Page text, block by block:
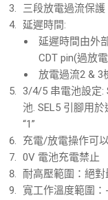
三段放電過流保護
延遲時間:
延遲時間由外
CDT pin(過放
放電過流2 & 3
3/4/5 串電池設定:
池. SEL5 引腳用
“1”
充電/放電操作可
0V 電池充電禁止
耐高壓範圍：絕
寬工作溫度範圍